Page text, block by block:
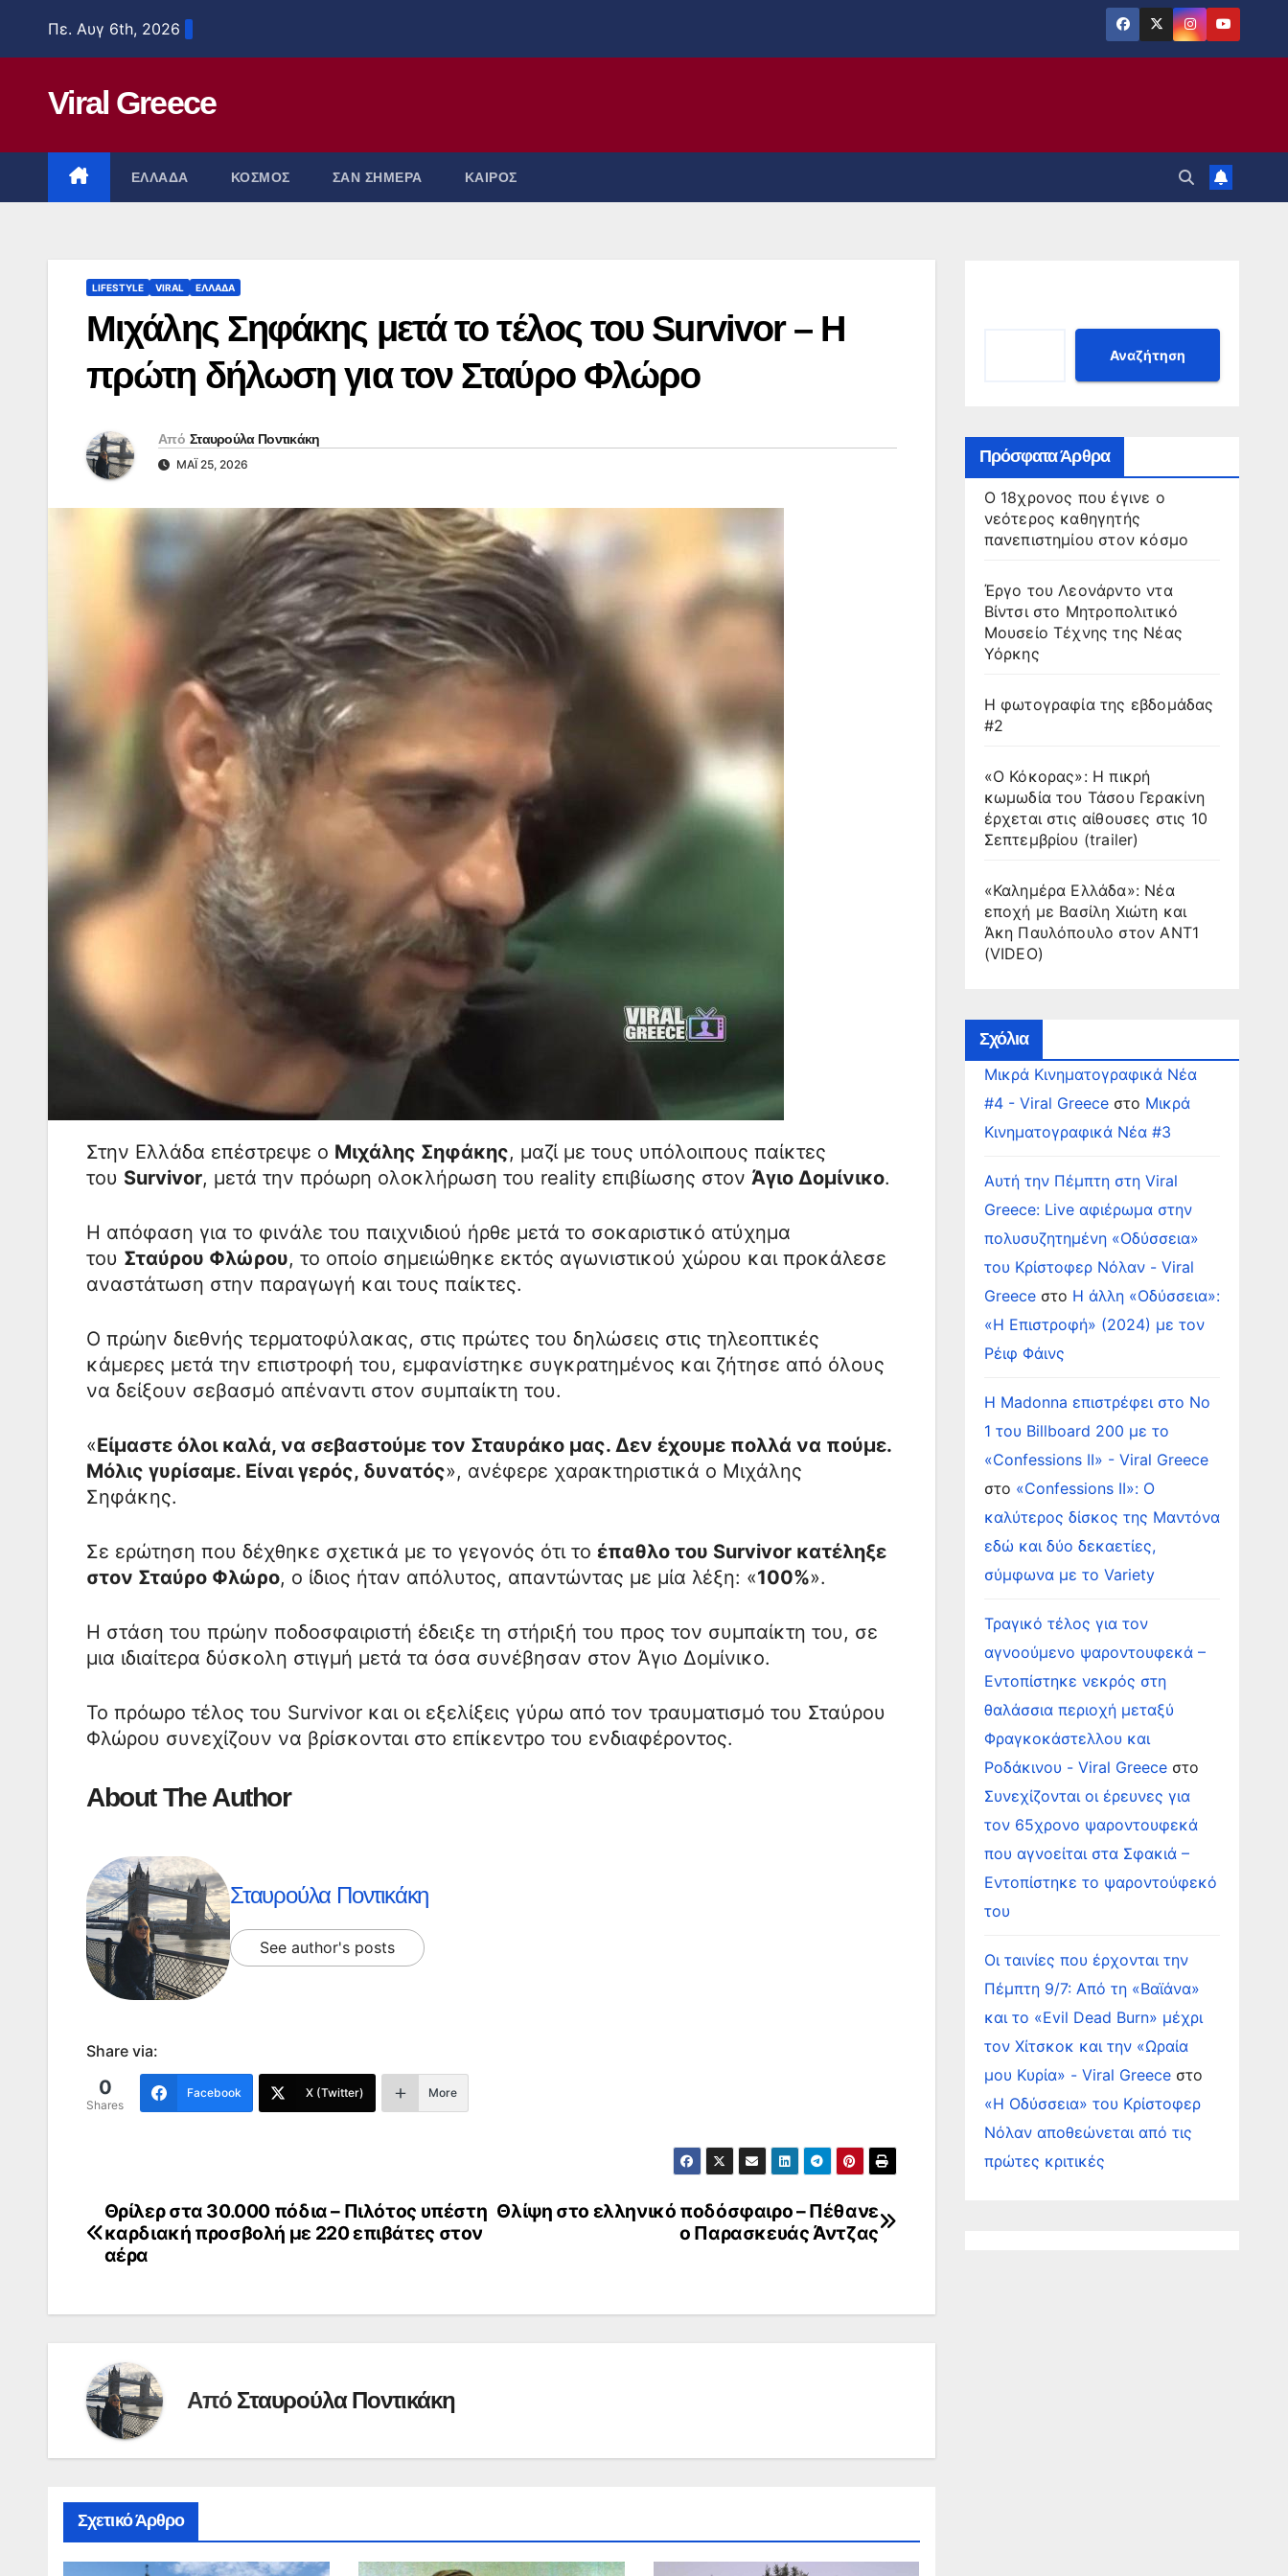
Πε. Αυγ 6th, 2026
Viral Greece
ΕΛΛΑΔΑ ΚΟΣΜΟΣ ΣΑΝ ΣΗΜΕΡΑ ΚΑΙΡΟΣ
LIFESTYLE VIRAL ΕΛΛΑΔΑ
Μιχάλης Σηφάκης μετά το τέλος του Survivor – Η
πρώτη δήλωση για τον Σταύρο Φλώρο
Από Σταυρούλα Ποντικάκη
ΜΆΙ 25, 2026
Στην Ελλάδα επέστρεψε ο Μιχάλης Σηφάκης, μαζί με τους υπόλοιπους παίκτες
του Survivor, μετά την πρόωρη ολοκλήρωση του reality επιβίωσης στον Άγιο Δομίνικο.
Η απόφαση για το φινάλε του παιχνιδιού ήρθε μετά το σοκαριστικό ατύχημα
του Σταύρου Φλώρου, το οποίο σημειώθηκε εκτός αγωνιστικού χώρου και προκάλεσε
αναστάτωση στην παραγωγή και τους παίκτες.
Ο πρώην διεθνής τερματοφύλακας, στις πρώτες του δηλώσεις στις τηλεοπτικές
κάμερες μετά την επιστροφή του, εμφανίστηκε συγκρατημένος και ζήτησε από όλους
να δείξουν σεβασμό απέναντι στον συμπαίκτη του.
«Είμαστε όλοι καλά, να σεβαστούμε τον Σταυράκο μας. Δεν έχουμε πολλά να πούμε.
Μόλις γυρίσαμε. Είναι γερός, δυνατός», ανέφερε χαρακτηριστικά ο Μιχάλης
Σηφάκης.
Σε ερώτηση που δέχθηκε σχετικά με το γεγονός ότι το έπαθλο του Survivor κατέληξε
στον Σταύρο Φλώρο, ο ίδιος ήταν απόλυτος, απαντώντας με μία λέξη: «100%».
Η στάση του πρώην ποδοσφαιριστή έδειξε τη στήριξή του προς τον συμπαίκτη του, σε
μια ιδιαίτερα δύσκολη στιγμή μετά τα όσα συνέβησαν στον Άγιο Δομίνικο.
Το πρόωρο τέλος του Survivor και οι εξελίξεις γύρω από τον τραυματισμό του Σταύρου
Φλώρου συνεχίζουν να βρίσκονται στο επίκεντρο του ενδιαφέροντος.
About The Author
Σταυρούλα Ποντικάκη
See author's posts
Share via:
0
Shares
Facebook X (Twitter) More
Πλοήγηση
άρθρων
Θλίψη στο ελληνικό ποδόσφαιρο – Πέθανε
ο Παρασκευάς Άντζας
Θρίλερ στα 30.000 πόδια – Πιλότος υπέστη
καρδιακή προσβολή με 220 επιβάτες στον
αέρα
Από Σταυρούλα Ποντικάκη
Σχετικό Άρθρο
Αναζήτηση
Πρόσφατα Άρθρα
Ο 18χρονος που έγινε ο
νεότερος καθηγητής
πανεπιστημίου στον κόσμο
Έργο του Λεονάρντο ντα
Βίντσι στο Μητροπολιτικό
Μουσείο Τέχνης της Νέας
Υόρκης
Η φωτογραφία της εβδομάδας
#2
«Ο Κόκορας»: Η πικρή
κωμωδία του Τάσου Γερακίνη
έρχεται στις αίθουσες στις 10
Σεπτεμβρίου (trailer)
«Καλημέρα Ελλάδα»: Νέα
εποχή με Βασίλη Χιώτη και
Άκη Παυλόπουλο στον ΑΝΤ1
(VIDEO)
Σχόλια
Μικρά Κινηματογραφικά Νέα
#4 - Viral Greeceστο Μικρά
Κινηματογραφικά Νέα #3
Αυτή την Πέμπτη στη Viral
Greece: Live αφιέρωμα στην
πολυσυζητημένη «Οδύσσεια»
του Κρίστοφερ Νόλαν - Viral
Greeceστο Η άλλη «Οδύσσεια»:
«Η Επιστροφή» (2024) με τον
Ρέιφ Φάινς
Η Madonna επιστρέφει στο Νο
1 του Billboard 200 με το
«Confessions II» - Viral Greece
στο «Confessions II»: Ο
καλύτερος δίσκος της Μαντόνα
εδώ και δύο δεκαετίες,
σύμφωνα με το Variety
Τραγικό τέλος για τον
αγνοούμενο ψαροντουφεκά –
Εντοπίστηκε νεκρός στη
θαλάσσια περιοχή μεταξύ
Φραγκοκάστελλου και
Ροδάκινου - Viral Greeceστο
Συνεχίζονται οι έρευνες για
τον 65χρονο ψαροντουφεκά
που αγνοείται στα Σφακιά –
Εντοπίστηκε το ψαροντούφεκό
του
Οι ταινίες που έρχονται την
Πέμπτη 9/7: Από τη «Βαϊάνα»
και το «Evil Dead Burn» μέχρι
τον Χίτσκοκ και την «Ωραία
μου Κυρία» - Viral Greeceστο
«Η Οδύσσεια» του Κρίστοφερ
Νόλαν αποθεώνεται από τις
πρώτες κριτικές